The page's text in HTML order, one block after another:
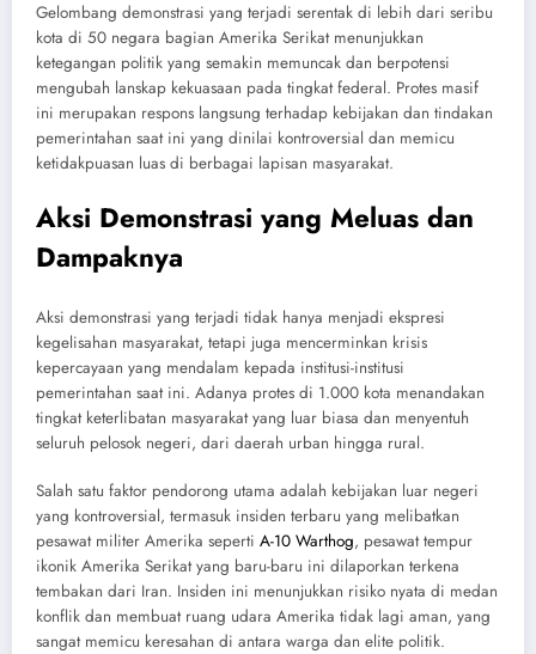
Gelombang demonstrasi yang terjadi serentak di lebih dari seribu
kota di 50 negara bagian Amerika Serikat menunjukkan
ketegangan politik yang semakin memuncak dan berpotensi
mengubah lanskap kekuasaan pada tingkat federal. Protes masif
ini merupakan respons langsung terhadap kebijakan dan tindakan
pemerintahan saat ini yang dinilai kontroversial dan memicu
ketidakpuasan luas di berbagai lapisan masyarakat.
Aksi Demonstrasi yang Meluas dan
Dampaknya
Aksi demonstrasi yang terjadi tidak hanya menjadi ekspresi
kegelisahan masyarakat, tetapi juga mencerminkan krisis
kepercayaan yang mendalam kepada institusi-institusi
pemerintahan saat ini. Adanya protes di 1.000 kota menandakan
tingkat keterlibatan masyarakat yang luar biasa dan menyentuh
seluruh pelosok negeri, dari daerah urban hingga rural.
Salah satu faktor pendorong utama adalah kebijakan luar negeri
yang kontroversial, termasuk insiden terbaru yang melibatkan
pesawat militer Amerika seperti A-10 Warthog, pesawat tempur
ikonik Amerika Serikat yang baru-baru ini dilaporkan terkena
tembakan dari Iran. Insiden ini menunjukkan risiko nyata di medan
konflik dan membuat ruang udara Amerika tidak lagi aman, yang
sangat memicu keresahan di antara warga dan elite politik.